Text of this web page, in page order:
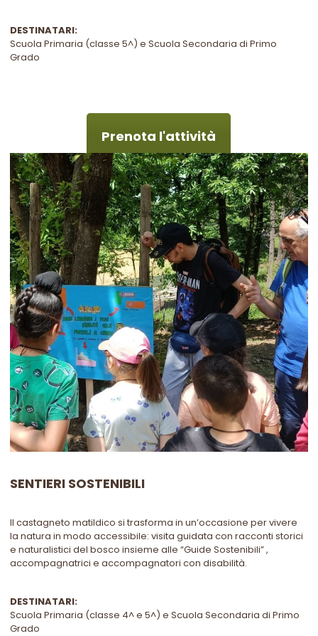
DESTINATARI:
Scuola Primaria (classe 5^) e Scuola Secondaria di Primo
Grado
Prenota l'attività
SENTIERI SOSTENIBILI
Il castagneto matildico si trasforma in un’occasione per vivere
la natura in modo accessibile: visita guidata con racconti storici
e naturalistici del bosco insieme alle “Guide Sostenibili” ,
accompagnatrici e accompagnatori con disabilità.
DESTINATARI:
Scuola Primaria (classe 4^ e 5^) e Scuola Secondaria di Primo
Grado